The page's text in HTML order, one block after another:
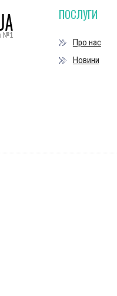
ПОСЛУГИ
Про нас
Новини